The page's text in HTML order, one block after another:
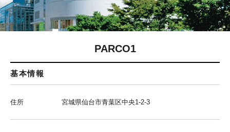
PARCO1
基本情報
住所 宮城県仙台市青葉区中央1-2-3